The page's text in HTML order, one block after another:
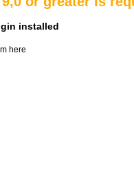
installed
here